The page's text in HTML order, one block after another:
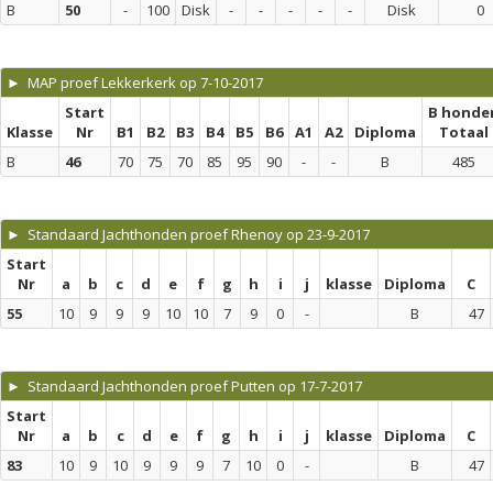
B
50 - 100 Disk - - - - - Disk 0
► MAP proef Lekkerkerk op 7-10-2017
Klasse
Start
Nr
B1 B2 B3 B4 B5 B6 A1 A2 Diploma
B
Totaal
B
46 70 75 70 85 95 90 - - B 485
► Standaard Jachthonden proef Rhenoy op 23-9-2017
Start
Nr
a b c d e f g h i j klasse Diploma
C
55
10 9 9 9 10 10 7 9 0 - B 47
► Standaard Jachthonden proef Putten op 17-7-2017
Start
Nr
a b c d e f g h i j klasse Diploma
C
83
10 9 10 9 9 9 7 10 0 - B 47